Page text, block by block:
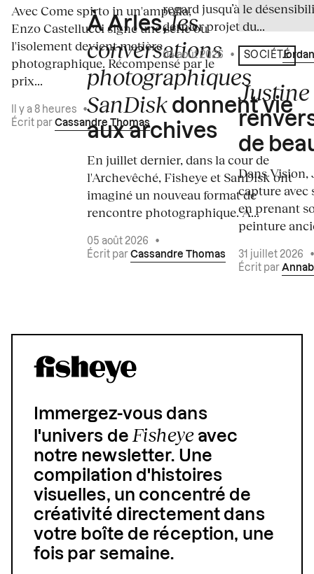
Avec Come spirto in un'ampolla,
Enzo Castellucci signe une série où
l'isolement devient matière
photographique. Récompensé par le
prix...
Il y a 8 heures
•
Écrit par Cassandre Thomas
À Arles,les
conversations
photographiques
SanDisk donnent vie
aux archives
En juillet dernier, dans la cour de
l'Archevêché, Fisheye et SanDisk ont
imaginé un nouveau format de
rencontre photographique. À...
05 août 2026
•
Écrit par Cassandre Thomas
regard jusqu’à le
dernier projet du...
04 août 2026 • Écrit par
SOCIÉTÉ
de
Dans
capture avec
en prenant
peinture
31 juillet 2026
Écrit par
Immergez-vous dans
l'univers deFisheyeavec
notre newsletter. Une
compilation d'histoires
visuelles, un concentré de
créativité directement dans
votre boîte de réception, une
fois par semaine.